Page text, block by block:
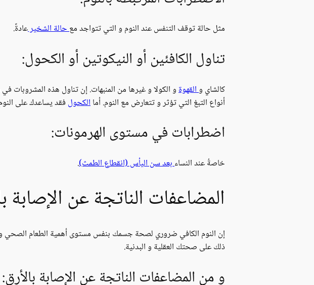
مثل حالة توقف التنفس عند النوم و التي تتواجد معحالة الشخيرعادةً.
تناول الكافئين أو النيكوتين أو الكحول:
كالشاي والقهوةو الكولا و غيرها من المنبهات. إن تناول هذه المشروبات
أنواع التبغ التي تؤثر و تتعارض مع النوم. أماالكحولفقد يساعدك على
اضطرابات في مستوى الهرمونات:
خاصةُ عند النساءبعد سن اليأس (انقطاع الطمث).
المضاعفات الناتجة عن الإصابة
إن النوم الكافي ضروري لصحة جسمك بنفس مستوى أهمية الطعام الصحي و
ذلك على صحتك العقلية و البدنية.
و من المضاعفات الناتجة عن الإصابة بالأرق: